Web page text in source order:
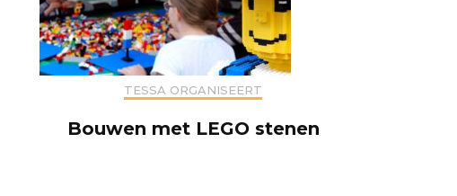
TESSA ORGANISEERT
Bouwen met LEGO stenen